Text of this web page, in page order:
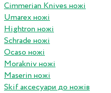
Cimmerian Knives ножі
Umarex ножі
Hightron ножі
Schrade ножі
Ocaso ножі
Morakniv ножі
Maserin ножі
Skif аксесуари до ножів